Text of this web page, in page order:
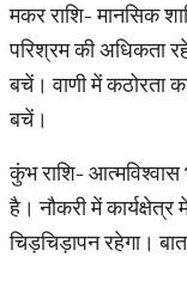
मकर राशि- मानसिक
परिश्रम की अधिकता
बचें। वाणी में कठोरता
बचें।
कुंभ राशि-
है। नौकरी में कार्यक्षेत्र
चिड़चिड़ापन रहेगा।